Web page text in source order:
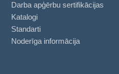
Darba apģērbu sertifikācijas
Katalogi
Standarti
Noderīga informācija